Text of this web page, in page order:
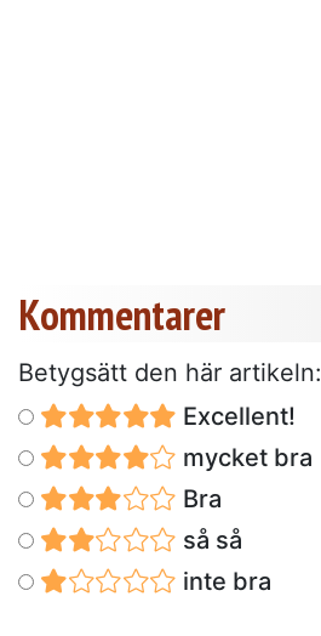
Kommentarer
Betygsätt den här artikeln:
Excellent!
mycket bra
Bra
så så
inte bra